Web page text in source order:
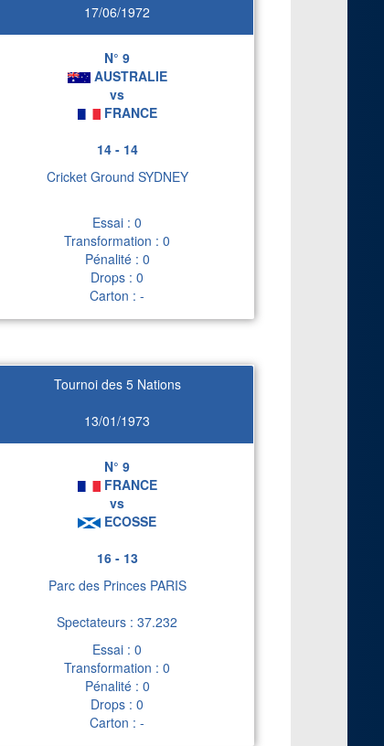
17/06/1972
N° 9
AUSTRALIE
vs
FRANCE
14 - 14
Cricket Ground SYDNEY
Essai : 0
Transformation : 0
Pénalité : 0
Drops : 0
Carton : -
Tournoi des 5 Nations
13/01/1973
N° 9
FRANCE
vs
ECOSSE
16 - 13
Parc des Princes PARIS
Spectateurs : 37.232
Essai : 0
Transformation : 0
Pénalité : 0
Drops : 0
Carton : -